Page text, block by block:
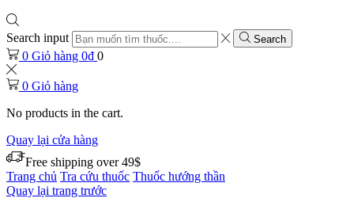
Search input Search
0 Giỏ hàng 0₫ 0
0 Giỏ hàng
No products in the cart.
Quay lại cửa hàng
Free shipping over 49$
Trang chủ Tra cứu thuốc Thuốc hướng thần
Quay lại trang trước